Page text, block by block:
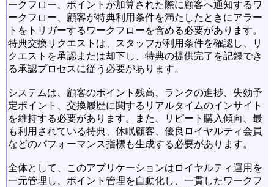
ークフロー、ポイントが加算された際に顧客へ通知するワ
ークフロー、顧客が特典利用条件を満たしたときにアラー
トをトリガーするワークフローを含める必要があります。
特典交換リクエストは、スタッフが利用条件を確認し、リ
クエストを承認または却下し、特典の提供完了を記録でき
る承認プロセスに従う必要があります。
システムは、顧客のポイント残高、ランクの進捗、失効予
定ポイント、交換履歴に関するリアルタイムのインサイト
を維持する必要があります。また、リピート購入傾向、最
も利用されている特典、休眠顧客、優良ロイヤルティ会員
などのパフォーマンス指標も生成する必要があります。
全体として、このアプリケーションはロイヤルティ運用を
一元管理し、ポイント管理を自動化し、一貫したワークフ